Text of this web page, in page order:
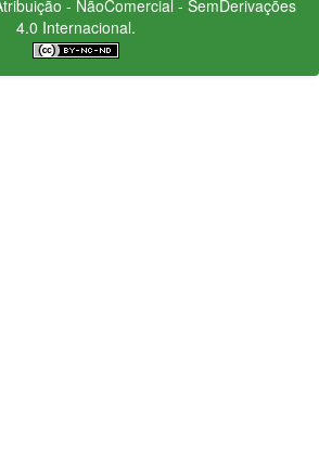
- NãoComercial - SemDerivações
4.0 Internacional.